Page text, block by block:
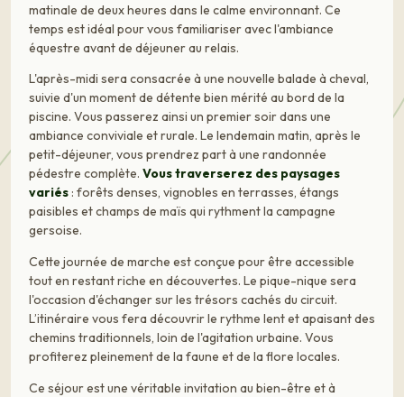
matinale de deux heures dans le calme environnant. Ce
temps est idéal pour vous familiariser avec l'ambiance
équestre avant de déjeuner au relais.
L'après-midi sera consacrée à une nouvelle balade à cheval,
suivie d'un moment de détente bien mérité au bord de la
piscine. Vous passerez ainsi un premier soir dans une
ambiance conviviale et rurale. Le lendemain matin, après le
petit-déjeuner, vous prendrez part à une randonnée
pédestre complète. Vous traverserez des paysages
variés : forêts denses, vignobles en terrasses, étangs
paisibles et champs de maïs qui rythment la campagne
gersoise.
Cette journée de marche est conçue pour être accessible
tout en restant riche en découvertes. Le pique-nique sera
l'occasion d'échanger sur les trésors cachés du circuit.
L’itinéraire vous fera découvrir le rythme lent et apaisant des
chemins traditionnels, loin de l'agitation urbaine. Vous
profiterez pleinement de la faune et de la flore locales.
Ce séjour est une véritable invitation au bien-être et à